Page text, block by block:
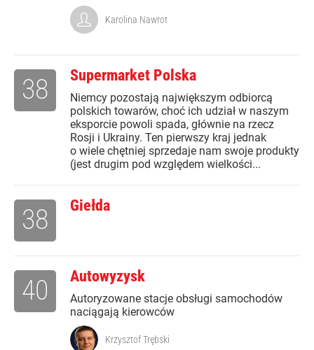
Karolina Nawrot
Supermarket Polska
Niemcy pozostają największym odbiorcą
polskich towarów, choć ich udział w naszym
eksporcie powoli spada, głównie na rzecz
Rosji i Ukrainy. Ten pierwszy kraj jednak
o wiele chętniej sprzedaje nam swoje produkty
(jest drugim pod względem wielkości...
38
Giełda
38
Autowyzysk
Autoryzowane stacje obsługi samochodów
naciągają kierowców
40
Krzysztof Trębski